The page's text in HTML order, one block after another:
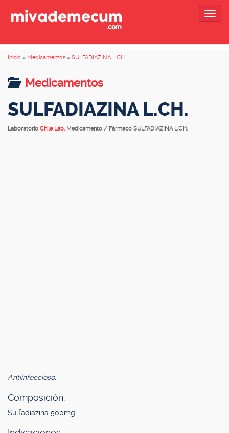
Inicio » Medicamentos » SULFADIAZINA L.CH.
Medicamentos
SULFADIAZINA L.CH.
Laboratorio Chile Lab. Medicamento / Fármaco SULFADIAZINA L.CH.
Antiinfeccioso.
Composición.
Sulfadiazina 500mg.